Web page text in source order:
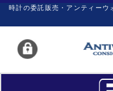
時計の委託販売・アンティー